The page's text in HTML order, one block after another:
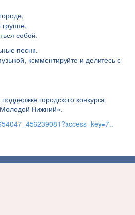
собой.
песни.
комментируйте и делитесь с
городского конкурса
Нижний».